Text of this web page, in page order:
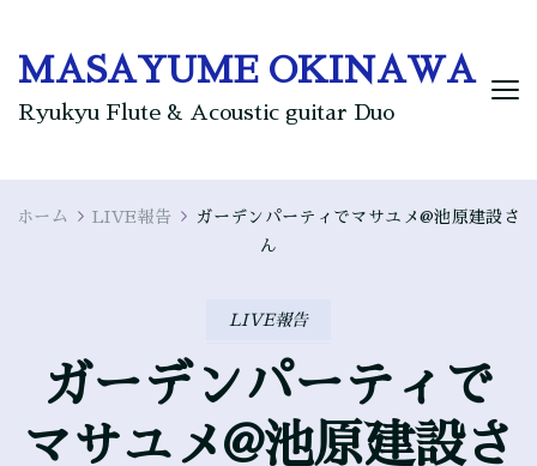
MASAYUME OKINAWA
Ryukyu Flute & Acoustic guitar Duo
ホーム LIVE報告
ガーデンパーティでマサユメ@池原建設さ
ん
LIVE報告
ガーデンパーティで
マサユメ@池原建設さ